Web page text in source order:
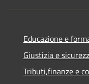
Educazione e
Giustizia e
Tributi,finanze e